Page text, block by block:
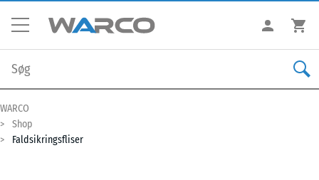
WARCO
Shop
Faldsikringsfliser